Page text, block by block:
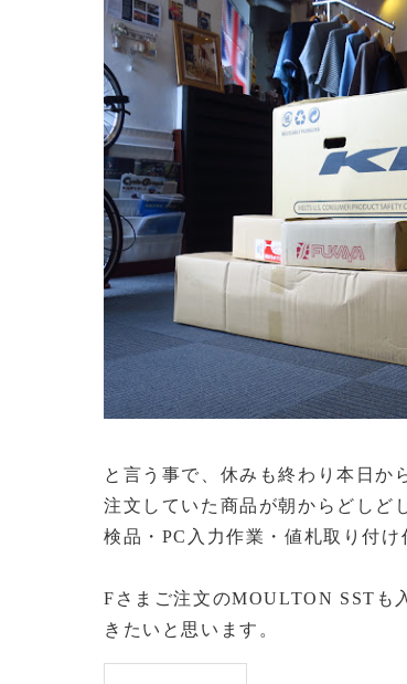
と言う事で、休みも終わり本日か
注文していた商品が朝からどしど
検品・PC入力作業・値札取り付け
Fさまご注文のMOULTON SSTも
きたいと思います。